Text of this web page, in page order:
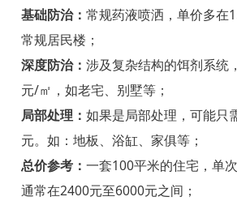
海宁白蚁防治
嘉善白蚁防治
海盐白蚁防治
湖州白蚁防治
基础防治： 常规药液喷洒，单价多在
常规居民楼；
深度防治： 涉及复杂结构的饵剂系统
元/㎡，如老宅、别墅等；
局部处理： 如果是局部处理，可能只
元。如：地板、浴缸、家俱等；
总价参考： 一套100平米的住宅，单
通常在2400元至6000元之间；